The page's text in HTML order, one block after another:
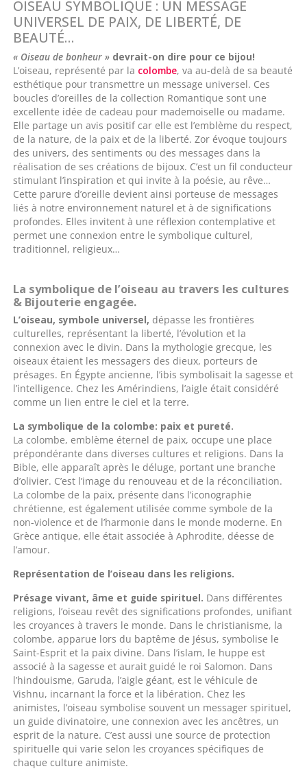
OISEAU SYMBOLIQUE : UN MESSAGE
UNIVERSEL DE PAIX, DE LIBERTÉ, DE
BEAUTÉ…
« Oiseau de bonheur »devrait-on dire pour ce bijou!
L’oiseau, représenté par la colombe, va au-delà de sa beauté
esthétique pour transmettre un message universel. Ces
boucles d’oreilles de la collection Romantique sont une
excellente idée de cadeau pour mademoiselle ou madame.
Elle partage un avis positif car elle est l’emblème du respect,
de la nature, de la paix et de la liberté. Zor évoque toujours
des univers, des sentiments ou des messages dans la
réalisation de ses créations de bijoux. C’est un fil conducteur
stimulant l’inspiration et qui invite à la poésie, au rêve…
Cette parure d’oreille devient ainsi porteuse de messages
liés à notre environnement naturel et à de significations
profondes. Elles invitent à une réflexion contemplative et
permet une connexion entre le symbolique culturel,
traditionnel, religieux…
La symbolique de l’oiseau au travers les cultures
& Bijouterie engagée.
L’oiseau, symbole universel, dépasse les frontières
culturelles, représentant la liberté, l’évolution et la
connexion avec le divin. Dans la mythologie grecque, les
oiseaux étaient les messagers des dieux, porteurs de
présages. En Égypte ancienne, l’ibis symbolisait la sagesse et
l’intelligence. Chez les Amérindiens, l’aigle était considéré
comme un lien entre le ciel et la terre.
La symbolique de la colombe: paix et pureté.
La colombe, emblème éternel de paix, occupe une place
prépondérante dans diverses cultures et religions. Dans la
Bible, elle apparaît après le déluge, portant une branche
d’olivier. C’est l’image du renouveau et de la réconciliation.
La colombe de la paix, présente dans l’iconographie
chrétienne, est également utilisée comme symbole de la
non-violence et de l’harmonie dans le monde moderne. En
Grèce antique, elle était associée à Aphrodite, déesse de
l’amour.
Représentation de l’oiseau dans les religions.
Présage vivant, âme et guide spirituel. Dans différentes
religions, l’oiseau revêt des significations profondes, unifiant
les croyances à travers le monde. Dans le christianisme, la
colombe, apparue lors du baptême de Jésus, symbolise le
Saint-Esprit et la paix divine. Dans l’islam, le huppe est
associé à la sagesse et aurait guidé le roi Salomon. Dans
l’hindouisme, Garuda, l’aigle géant, est le véhicule de
Vishnu, incarnant la force et la libération. Chez les
animistes, l’oiseau symbolise souvent un messager spirituel,
un guide divinatoire, une connexion avec les ancêtres, un
esprit de la nature. C’est aussi une source de protection
spirituelle qui varie selon les croyances spécifiques de
chaque culture animiste.